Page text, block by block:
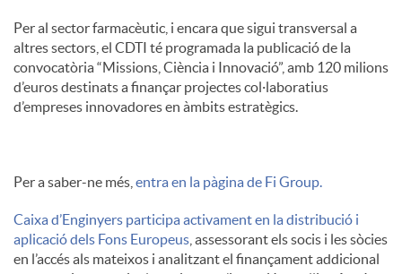
Per al sector farmacèutic, i encara que sigui transversal a
altres sectors, el CDTI té programada la publicació de la
convocatòria “Missions, Ciència i Innovació”, amb 120 milions
d’euros destinats a finançar projectes col·laboratius
d’empreses innovadores en àmbits estratègics.
Per a saber-ne més, entra en la pàgina de Fi Group.
Caixa d’Enginyers participa activament en la distribució i
aplicació dels Fons Europeus , assessorant els socis i les sòcies
en l’accés als mateixos i analitzant el finançament addicional